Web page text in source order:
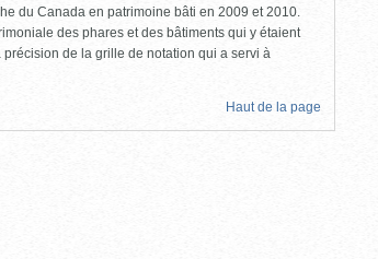
du Canada en patrimoine bâti en 2009 et 2010.
des phares et des bâtiments qui y étaient
de la grille de notation qui a servi à
Haut de la page